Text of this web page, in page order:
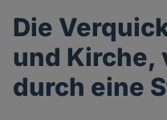
Die
und Kirche,
durch eine